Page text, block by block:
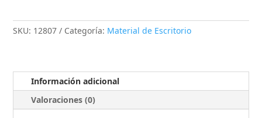
SKU: 12807 Categoría: Material de Escritorio
Información adicional
Valoraciones (0)